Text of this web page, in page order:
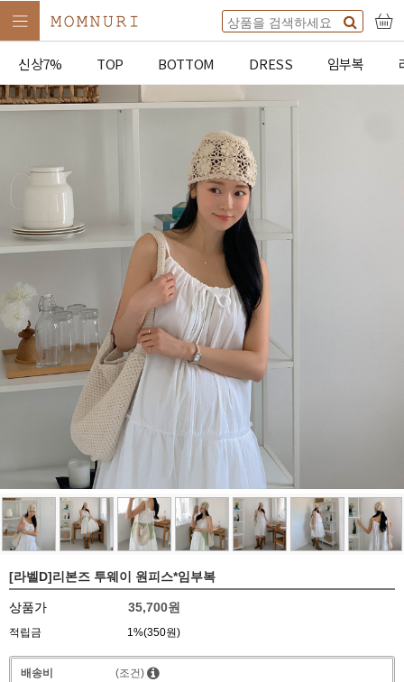
신상7% TOP BOTTOM DRESS 임부복
[라벨D]리본즈 투웨이 원피스*임부복
상품가 35,700원
적립금 1%(350원)
배송비 (조건)